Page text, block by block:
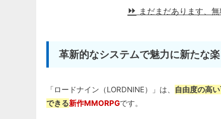
まだまだあります、無
革新的なシステムで魅力に新たな
「ロードナイン（LORDNINE）」は、
自由度の高
できる新作MMORPGです。